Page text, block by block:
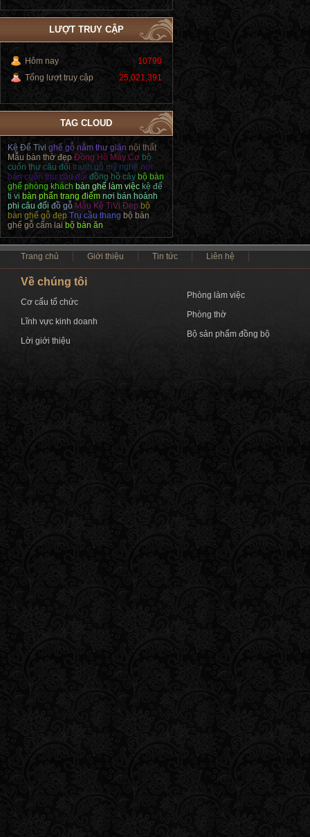
LƯỢT TRUY CẬP
Hôm nay
10790
Tổng lượt truy cập
25,021,391
TAG CLOUD
Kệ Để Tivi ghế gỗ nằm thư giãn nội thất
Mẫu bàn thờ đẹp Đồng Hồ Máy Cơ bộ
cuốn thư câu đối tranh gỗ mỹ nghệ nơi
bán cuốn thư câu đối đồng hồ cây bộ bàn
ghế phòng khách bàn ghế làm việc kệ để
ti vi bàn phấn trang điểm nơi bán hoành
phi câu đối đồ gỗ Mẫu Kệ TiVi Đẹp bộ
bàn ghế gỗ đẹp Trụ cầu thang bộ bàn
ghế gỗ cẩm lai bộ bàn ăn
Trang chủ Giới thiệu Tin tức Liên hệ
Về chúng tôi
Cơ cấu tổ chức
Lĩnh vực kinh doanh
Lời giới thiệu
Phòng làm việc
Phòng thờ
Bộ sản phẩm đồng bộ